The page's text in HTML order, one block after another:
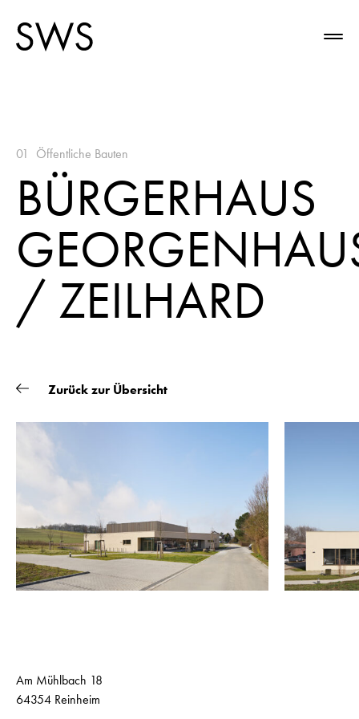
KONTAKT
PROJEKTE
01 Öffentliche Bauten
BÜRGERHAUS
/ ZEILHARD
Zurück zur Übersicht
Am Mühlbach 18
64354 Reinheim